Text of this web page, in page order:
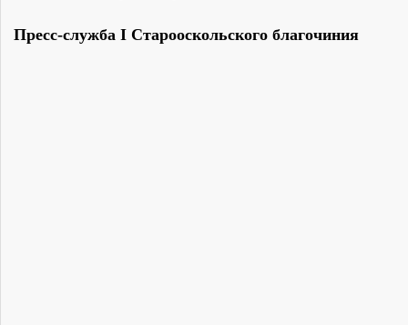
Пресс-служба I Старооскольского благочиния